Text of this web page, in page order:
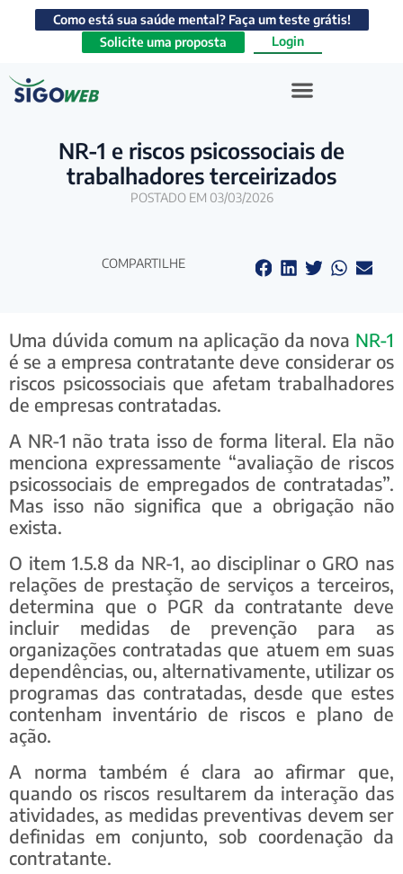
Como está sua saúde mental? Faça um teste grátis!
Solicite uma proposta
Login
NR-1 e riscos psicossociais de
trabalhadores terceirizados
POSTADO EM 03/03/2026
COMPARTILHE
Uma dúvida comum na aplicação da nova NR-1
é se a empresa contratante deve considerar os
riscos psicossociais que afetam trabalhadores
de empresas contratadas.
A NR-1 não trata isso de forma literal. Ela não
menciona expressamente “avaliação de riscos
psicossociais de empregados de contratadas”.
Mas isso não significa que a obrigação não
exista.
O item 1.5.8 da NR-1, ao disciplinar o GRO nas
relações de prestação de serviços a terceiros,
determina que o PGR da contratante deve
incluir medidas de prevenção para as
organizações contratadas que atuem em suas
dependências, ou, alternativamente, utilizar os
programas das contratadas, desde que estes
contenham inventário de riscos e plano de
ação.
A norma também é clara ao afirmar que,
quando os riscos resultarem da interação das
atividades, as medidas preventivas devem ser
definidas em conjunto, sob coordenação da
contratante.